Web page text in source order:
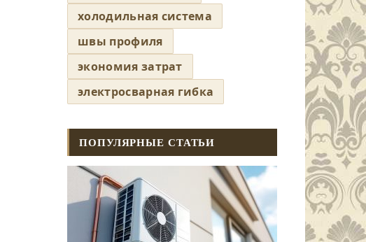
холодильная система
швы профиля
экономия затрат
электросварная гибка
ПОПУЛЯРНЫЕ СТАТЬИ